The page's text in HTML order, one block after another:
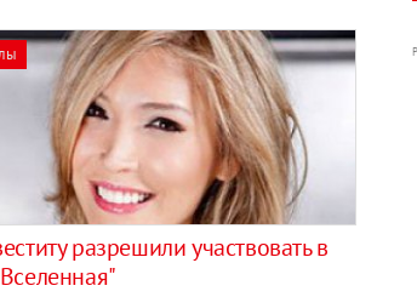
разрешили участвовать в